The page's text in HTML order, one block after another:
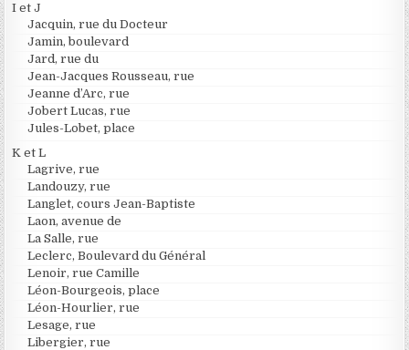
I et J
Jacquin, rue du Docteur
Jamin, boulevard
Jard, rue du
Jean-Jacques Rousseau, rue
Jeanne d’Arc, rue
Jobert Lucas, rue
Jules-Lobet, place
K et L
Lagrive, rue
Landouzy, rue
Langlet, cours Jean-Baptiste
Laon, avenue de
La Salle, rue
Leclerc, Boulevard du Général
Lenoir, rue Camille
Léon-Bourgeois, place
Léon-Hourlier, rue
Lesage, rue
Libergier, rue